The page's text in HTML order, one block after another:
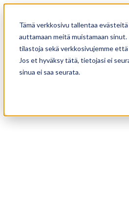
Tämä verkkosivu tallentaa
auttamaan meitä muistamaan
tilastoja sekä verkkosivujemme
Jos et hyväksy tätä, tietojasi ei
sinua ei saa seurata.